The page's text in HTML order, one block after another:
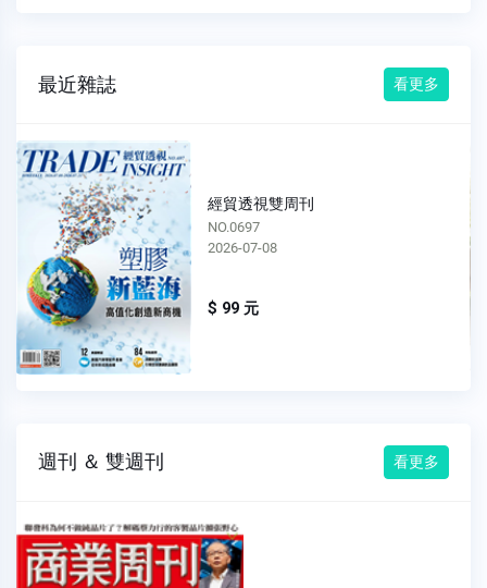
最近雜誌 看更多
經貿透視雙周刊
NO.0696
2026-06-24
$ 99 元
週刊 ＆ 雙週刊 看更多